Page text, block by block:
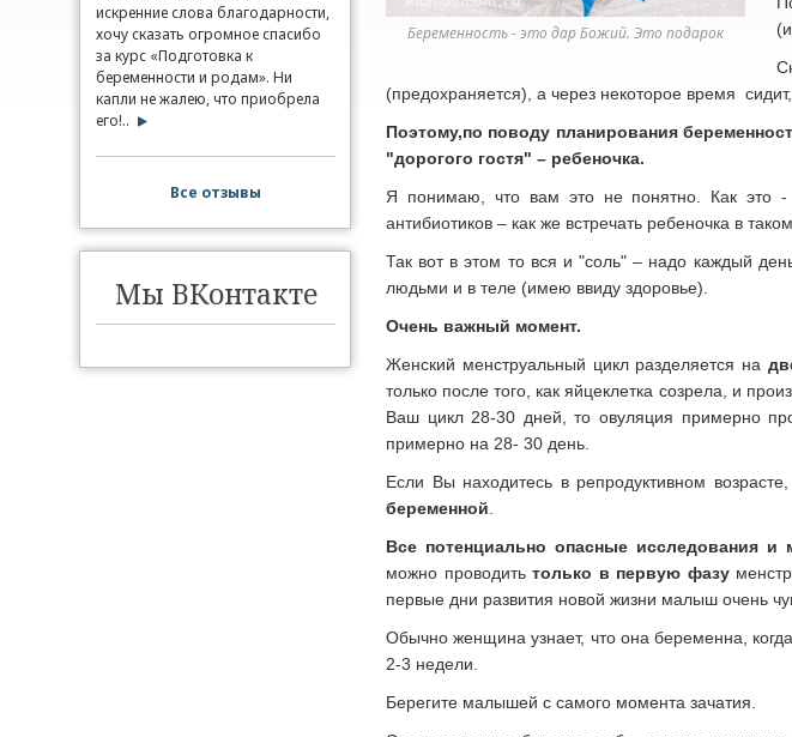
искренние слова благодарности,
хочу сказать огромное спасибо
за курс «Подготовка к
беременности и родам». Ни
капли не жалею, что приобрела
его!..
Все отзывы
Мы ВКонтакте
Беременность - это дар Божий. Это подарок
(предохраняется), а через некоторое время
Поэтому,по поводу планирования
"дорогого гостя" – ребеночка.
Я понимаю, что вам это не понятно. Как это -
антибиотиков – как же встречать ребеночка в
Так вот в этом то вся и "соль" – надо каждый
людьми и в теле (имею ввиду здоровье).
Очень важный момент.
Женский менструальный цикл разделяется на
только после того, как яйцеклетка созрела, и
Ваш цикл 28-30 дней, то овуляция примерно
примерно на 28- 30 день.
Если Вы находитесь в репродуктивном возрасте,
беременной
Все потенциально опасные исследования и
можно проводитьтолько в первую фазу
первые дни развития новой жизни малыш очень
Обычно женщина узнает, что она беременна,
2-3 недели.
Берегите малышей с самого момента зачатия.